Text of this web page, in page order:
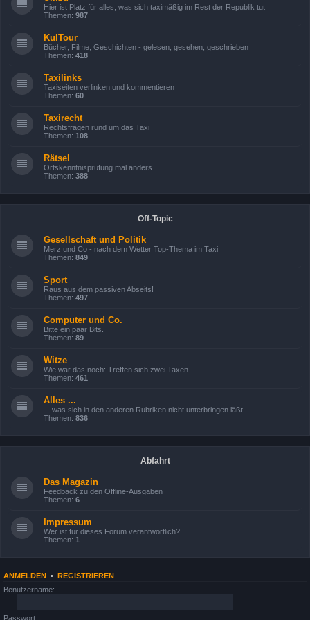
Hier ist Platz für alles, was sich taximäßig im Rest der Republik tut
Themen: 987
KulTour
Bücher, Filme, Geschichten - gelesen, gesehen, geschrieben
Themen: 418
Taxilinks
Taxiseiten verlinken und kommentieren
Themen: 60
Taxirecht
Rechtsfragen rund um das Taxi
Themen: 108
Rätsel
Ortskenntnisprüfung mal anders
Themen: 388
Off-Topic
Gesellschaft und Politik
Merz und Co - nach dem Wetter Top-Thema im Taxi
Themen: 849
Sport
Raus aus dem passiven Abseits!
Themen: 497
Computer und Co.
Bitte ein paar Bits.
Themen: 89
Witze
Wie war das noch: Treffen sich zwei Taxen ...
Themen: 461
Alles ...
... was sich in den anderen Rubriken nicht unterbringen läßt
Themen: 836
Abfahrt
Das Magazin
Feedback zu den Offline-Ausgaben
Themen: 6
Impressum
Wer ist für dieses Forum verantwortlich?
Themen: 1
ANMELDEN • REGISTRIEREN
Benutzername:
Passwort: